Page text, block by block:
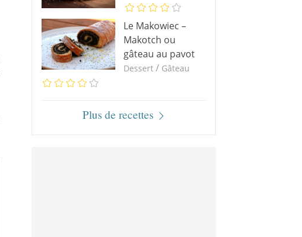
Le Makowiec –
Makotch ou
gâteau au pavot
Dessert / Gâteau
Plus de recettes